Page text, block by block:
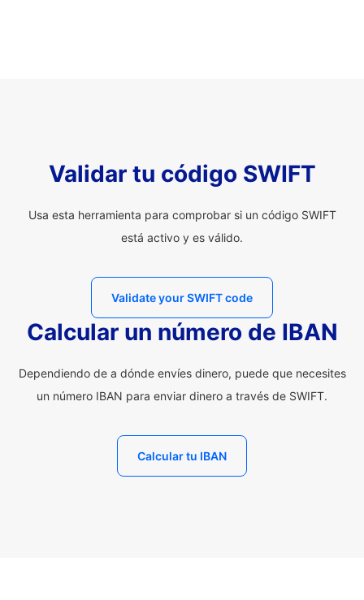
Validar tu código SWIFT
Usa esta herramienta para comprobar si un código SWIFT
está activo y es válido.
Validate your SWIFT code
Calcular un número de IBAN
Dependiendo de a dónde envíes dinero, puede que necesites
un número IBAN para enviar dinero a través de SWIFT.
Calcular tu IBAN